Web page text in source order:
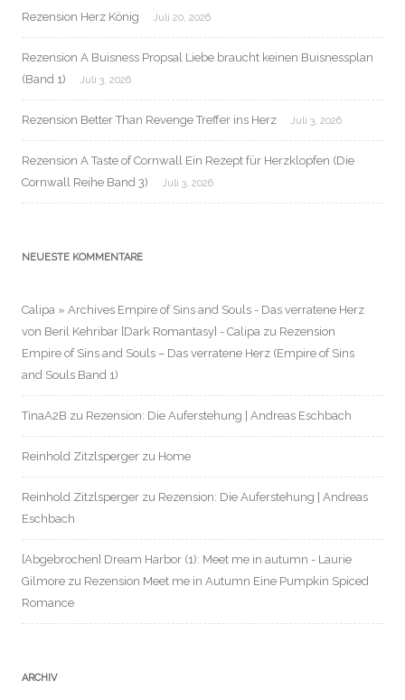
Rezension Herz König Juli 20, 2026
Rezension A Buisness Propsal Liebe braucht keinen Buisnessplan
(Band 1)
Juli 3, 2026
Rezension Better Than Revenge Treffer ins Herz Juli 3, 2026
Rezension A Taste of Cornwall Ein Rezept für Herzklopfen (Die
Cornwall Reihe Band 3)
Juli 3, 2026
NEUESTE KOMMENTARE
Calipa » Archives Empire of Sins and Souls - Das verratene Herz
von Beril Kehribar [Dark Romantasy] - Calipa zu Rezension
Empire of Sins and Souls – Das verratene Herz (Empire of Sins
and Souls Band 1)
TinaA2B zu Rezension: Die Auferstehung | Andreas Eschbach
Reinhold Zitzlsperger zu Home
Reinhold Zitzlsperger zu Rezension: Die Auferstehung | Andreas
Eschbach
[Abgebrochen] Dream Harbor (1): Meet me in autumn - Laurie
Gilmore zu Rezension Meet me in Autumn Eine Pumpkin Spiced
Romance
ARCHIV